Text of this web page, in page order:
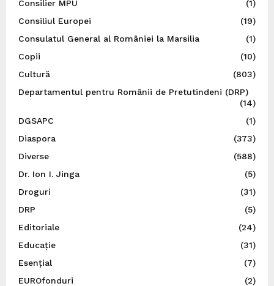
Consilier MPU
(1)
Consiliul Europei
(19)
Consulatul General al României la Marsilia
(1)
Copii
(10)
Cultură
(803)
Departamentul pentru Românii de Pretutindeni (DRP)
(14)
DGSAPC
(1)
Diaspora
(373)
Diverse
(588)
Dr. Ion I. Jinga
(5)
Droguri
(31)
DRP
(5)
Editoriale
(24)
Educație
(31)
Esențial
(7)
EUROfonduri
(2)